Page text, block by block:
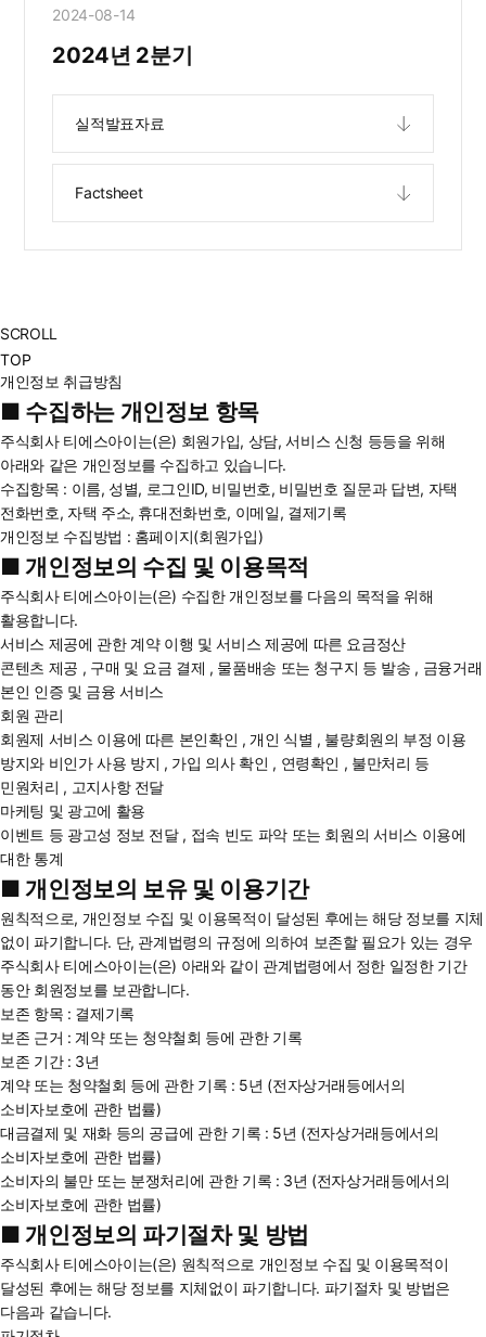
2024-08-14
2024년 2분기
실적발표자료
Factsheet
SCROLL
TOP
개인정보 취급방침
■ 수집하는 개인정보 항목
주식회사 티에스아이는(은) 회원가입, 상담, 서비스 신청 등등을 위해
아래와 같은 개인정보를 수집하고 있습니다.
수집항목 : 이름, 성별, 로그인ID, 비밀번호, 비밀번호 질문과 답변, 자택
전화번호, 자택 주소, 휴대전화번호, 이메일, 결제기록
개인정보 수집방법 : 홈페이지(회원가입)
■ 개인정보의 수집 및 이용목적
주식회사 티에스아이는(은) 수집한 개인정보를 다음의 목적을 위해
활용합니다.
서비스 제공에 관한 계약 이행 및 서비스 제공에 따른 요금정산
콘텐츠 제공 , 구매 및 요금 결제 , 물품배송 또는 청구지 등 발송 , 금융거래
본인 인증 및 금융 서비스
회원 관리
회원제 서비스 이용에 따른 본인확인 , 개인 식별 , 불량회원의 부정 이용
방지와 비인가 사용 방지 , 가입 의사 확인 , 연령확인 , 불만처리 등
민원처리 , 고지사항 전달
마케팅 및 광고에 활용
이벤트 등 광고성 정보 전달 , 접속 빈도 파악 또는 회원의 서비스 이용에
대한 통계
■ 개인정보의 보유 및 이용기간
원칙적으로, 개인정보 수집 및 이용목적이 달성된 후에는 해당 정보를 지체
없이 파기합니다. 단, 관계법령의 규정에 의하여 보존할 필요가 있는 경우
주식회사 티에스아이는(은) 아래와 같이 관계법령에서 정한 일정한 기간
동안 회원정보를 보관합니다.
보존 항목 : 결제기록
보존 근거 : 계약 또는 청약철회 등에 관한 기록
보존 기간 : 3년
계약 또는 청약철회 등에 관한 기록 : 5년 (전자상거래등에서의
소비자보호에 관한 법률)
대금결제 및 재화 등의 공급에 관한 기록 : 5년 (전자상거래등에서의
소비자보호에 관한 법률)
소비자의 불만 또는 분쟁처리에 관한 기록 : 3년 (전자상거래등에서의
소비자보호에 관한 법률)
■ 개인정보의 파기절차 및 방법
주식회사 티에스아이는(은) 원칙적으로 개인정보 수집 및 이용목적이
달성된 후에는 해당 정보를 지체없이 파기합니다. 파기절차 및 방법은
다음과 같습니다.